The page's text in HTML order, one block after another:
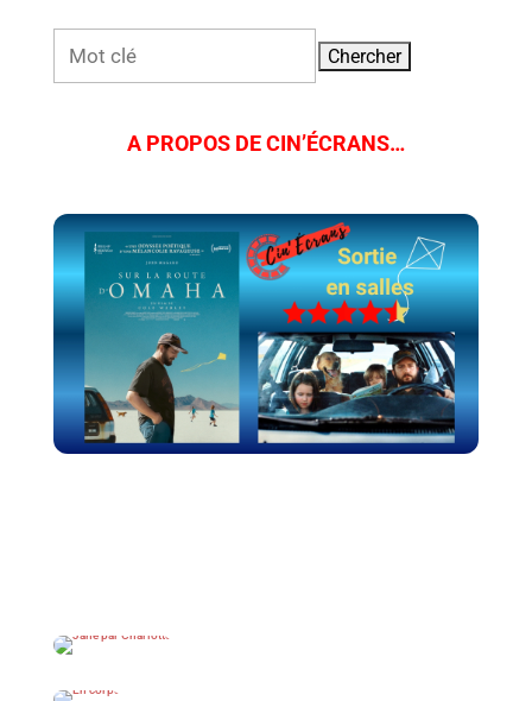
Rechercher:
A PROPOS DE CIN’ÉCRANS…